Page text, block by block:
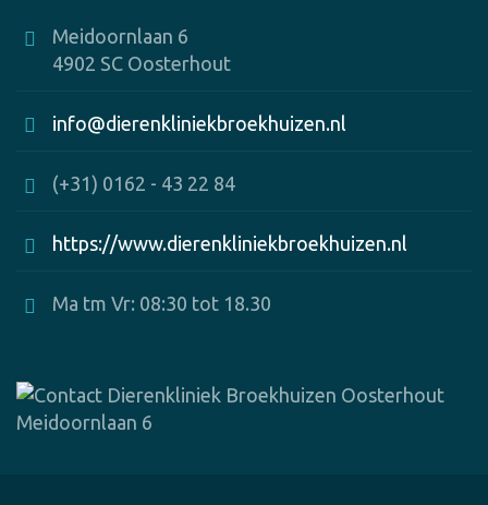
Meidoornlaan 6
4902 SC Oosterhout
info@dierenkliniekbroekhuizen.nl
(+31) 0162 - 43 22 84
https://www.dierenkliniekbroekhuizen.nl
Ma tm Vr: 08:30 tot 18.30